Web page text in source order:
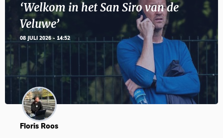
‘Welkom in het San Siro van de
Veluwe’
08 JULI 2026 - 14:52
Floris Roos